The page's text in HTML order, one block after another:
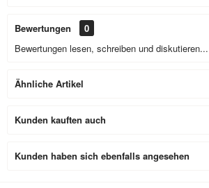
Bewertungen
0
Bewertungen lesen, schreiben und diskutieren...
Ähnliche Artikel
Kunden kauften auch
Kunden haben sich ebenfalls angesehen